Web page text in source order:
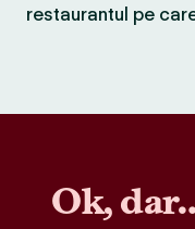
restaurantul pe
Ok,